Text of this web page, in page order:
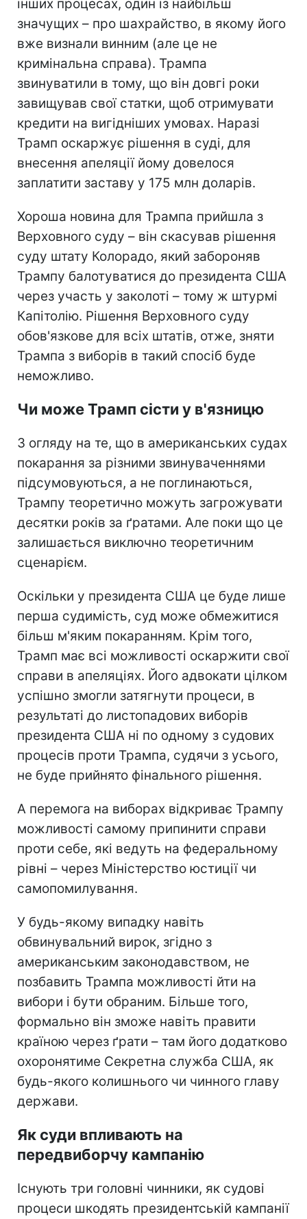
інших процесах, один із найбільш
значущих – про шахрайство, в якому його
вже визнали винним (але це не
кримінальна справа). Трампа
звинуватили в тому, що він довгі роки
завищував свої статки, щоб отримувати
кредити на вигідніших умовах. Наразі
Трамп оскаржує рішення в суді, для
внесення апеляції йому довелося
заплатити заставу у 175 млн доларів.
Хороша новина для Трампа прийшла з
Верховного суду – він скасував рішення
суду штату Колорадо, який забороняв
Трампу балотуватися до президента США
через участь у заколоті – тому ж штурмі
Капітолію. Рішення Верховного суду
обов'язкове для всіх штатів, отже, зняти
Трампа з виборів в такий спосіб буде
неможливо.
Чи може Трамп сісти у в'язницю
З огляду на те, що в американських судах
покарання за різними звинуваченнями
підсумовуються, а не поглинаються,
Трампу теоретично можуть загрожувати
десятки років за ґратами. Але поки що це
залишається виключно теоретичним
сценарієм.
Оскільки у президента США це буде лише
перша судимість, суд може обмежитися
більш м'яким покаранням. Крім того,
Трамп має всі можливості оскаржити свої
справи в апеляціях. Його адвокати цілком
успішно змогли затягнути процеси, в
результаті до листопадових виборів
президента США ні по одному з судових
процесів проти Трампа, судячи з усього,
не буде прийнято фінального рішення.
А перемога на виборах відкриває Трампу
можливості самому припинити справи
проти себе, які ведуть на федеральному
рівні – через Міністерство юстиції чи
самопомилування.
У будь-якому випадку навіть
обвинувальний вирок, згідно з
американським законодавством, не
позбавить Трампа можливості йти на
вибори і бути обраним. Більше того,
формально він зможе навіть правити
країною через ґрати – там його додатково
охоронятиме Секретна служба США, як
будь-якого колишнього чи чинного главу
держави.
Як суди впливають на
передвиборчу кампанію
Існують три головні чинники, як судові
процеси шкодять президентській кампанії